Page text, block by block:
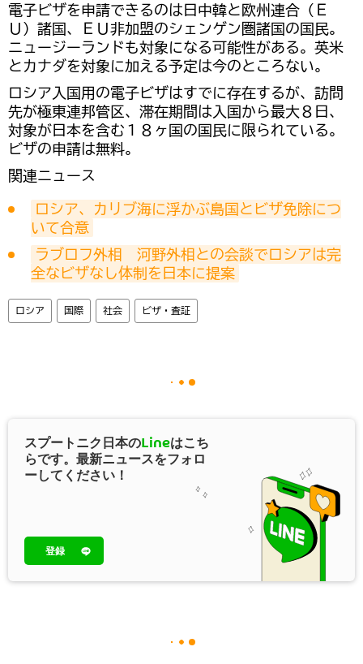
電子ビザを申請できるのは日中韓と欧州連合（Ｅ
Ｕ）諸国、ＥＵ非加盟のシェンゲン圏諸国の国民。
ニュージーランドも対象になる可能性がある。英米
とカナダを対象に加える予定は今のところない。
ロシア入国用の電子ビザはすでに存在するが、訪問
先が極東連邦管区、滞在期間は入国から最大８日、
対象が日本を含む１８ヶ国の国民に限られている。
ビザの申請は無料。
関連ニュース
ロシア、カリブ海に浮かぶ島国とビザ免除につ
いて合意
ラブロフ外相　河野外相との会談でロシアは完
全なビザなし体制を日本に提案
ロシア 国際 社会 ビザ・査証
スプートニク日本のLineはこち
らです。最新ニュースをフォロ
ーしてください！
登録